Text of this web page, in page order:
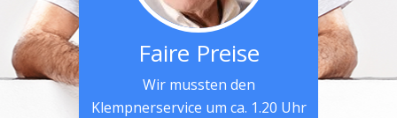
Faire Preise
Wir mussten den
Klempnerservice um ca. 1.20 Uhr